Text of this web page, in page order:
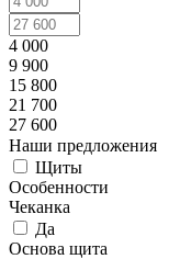
4 000
9 900
15 800
21 700
27 600
Наши предложения
Щиты
Особенности
Чеканка
Да
Основа щита